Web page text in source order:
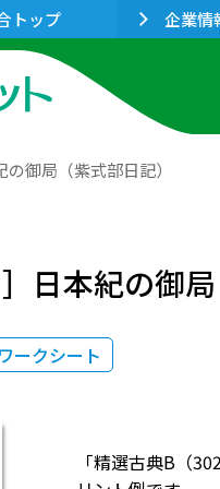
トップ 企業情
の御局（紫式部日記）
日本紀の御
ークシート
「精選古典B（